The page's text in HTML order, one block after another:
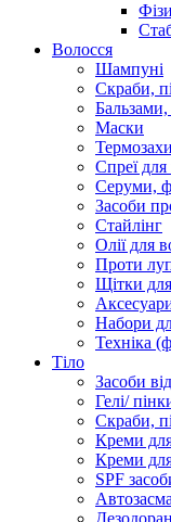
Волосся
Шампуні
Скраби,
Маски
Спреї для
Серуми,
Засоби
Стайлінг
Олії для
Проти
Щітки
Набори
Техніка
Тіло
Засоби
Гелі/
Скраби,
Креми
Креми
SPF